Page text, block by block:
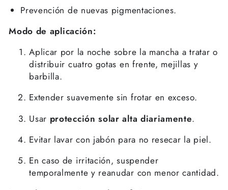
Prevención de nuevas pigmentaciones.
Modo de aplicación:
Aplicar por la noche sobre la mancha a tratar o
distribuir cuatro gotas en frente, mejillas y
barbilla.
Extender suavemente sin frotar en exceso.
Usar protección solar alta diariamente.
Evitar lavar con jabón para no resecar la piel.
En caso de irritación, suspender
temporalmente y reanudar con menor cantidad.